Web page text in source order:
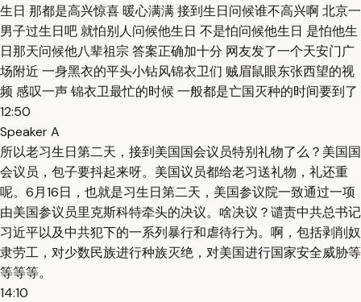
生日 那都是高兴惊喜 暖心满满 接到生日问候谁不高兴啊 北京一
男子过生日吧 就怕别人问候他生日 不是怕问候他生日 是怕他生
日那天问候他八辈祖宗 答案正确加十分 网友发了一个天安门广
场附近 一身黑衣的平头小钻风锦衣卫们 贼眉鼠眼东张西望的视
频 感叹一声 锦衣卫最忙的时候 一般都是亡国灭种的时间要到了
12:50
Speaker A
所以老习生日第二天，接到美国国会议员特别礼物了么？美国国
会议员，包子要抖起来呀。美国议员都给老习送礼物，礼还重
呢。6月16日，也就是习生日第二天，美国参议院一致通过一项
由美国参议员里克斯科特牵头的决议。啥决议？谴责中共总书记
习近平以及中共犯下的一系列暴行和虐待行为。啊，包括剥削奴
隶劳工，对少数民族进行种族灭绝，对美国进行国家安全威胁等
等等等。
14:10